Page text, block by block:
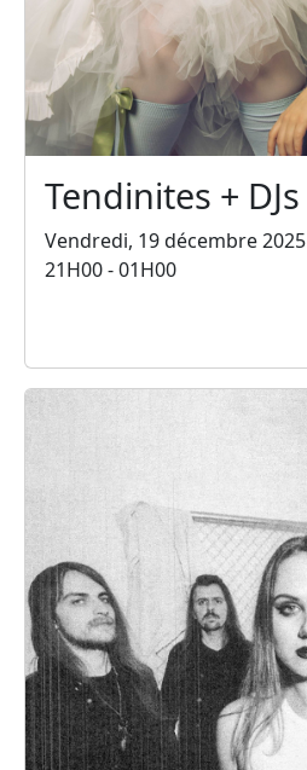
Tendinites + DJs
Vendredi, 19 décembre 2025
21H00 - 01H00